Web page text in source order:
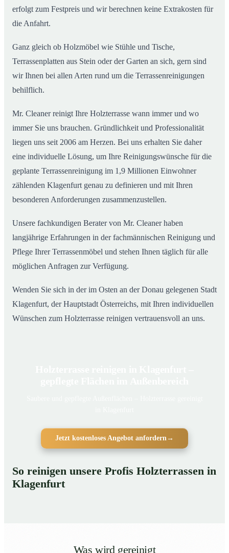
erfolgt zum Festpreis und wir berechnen keine Extrakosten für
die Anfahrt.
Ganz gleich ob Holzmöbel wie Stühle und Tische,
Terrassenplatten aus Stein oder der Garten an sich, gern sind
wir Ihnen bei allen Arten rund um die Terrassenreinigungen
behilflich.
Mr. Cleaner reinigt Ihre Holzterrasse wann immer und wo
immer Sie uns brauchen. Gründlichkeit und Professionalität
liegen uns seit 2006 am Herzen. Bei uns erhalten Sie daher
eine individuelle Lösung, um Ihre Reinigungswünsche für die
geplante Terrassenreinigung im 1,9 Millionen Einwohner
zählenden Klagenfurt genau zu definieren und mit Ihren
besonderen Anforderungen zusammenzustellen.
Unsere fachkundigen Berater von Mr. Cleaner haben
langjährige Erfahrungen in der fachmännischen Reinigung und
Pflege Ihrer Terrassenmöbel und stehen Ihnen täglich für alle
möglichen Anfragen zur Verfügung.
Wenden Sie sich in der im Osten an der Donau gelegenen Stadt
Klagenfurt, der Hauptstadt Österreichs, mit Ihren individuellen
Wünschen zum Holzterrasse reinigen vertrauensvoll an uns.
Jetzt kostenloses Angebot anfordern→
So reinigen unsere Profis Holzterrassen in
Klagenfurt
Was wird gereinigt